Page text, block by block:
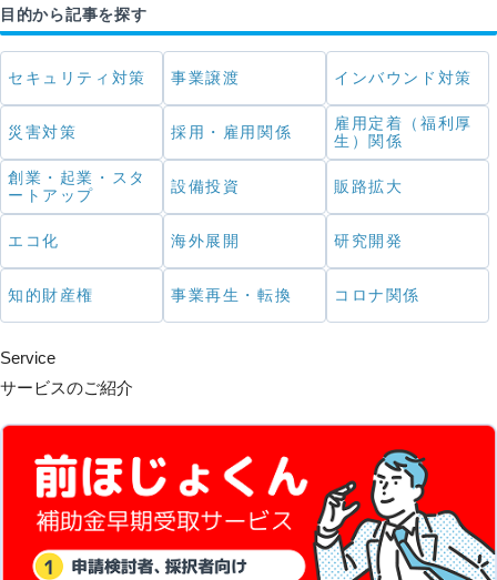
目的から記事を探す
セキュリティ対策 事業譲渡 インバウンド対策
災害対策 採用・雇用関係
雇用定着（福利厚
生）関係
創業・起業・スタ
ートアップ
設備投資 販路拡大
エコ化 海外展開 研究開発
知的財産権 事業再生・転換 コロナ関係
Service
サービスのご紹介